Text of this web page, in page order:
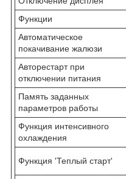
Функции
Автоматическое
покачивание жалюзи
Авторестарт при
отключении питания
Память заданных
параметров работы
Функция интенсивного
охлаждения
Функция 'Теплый старт'